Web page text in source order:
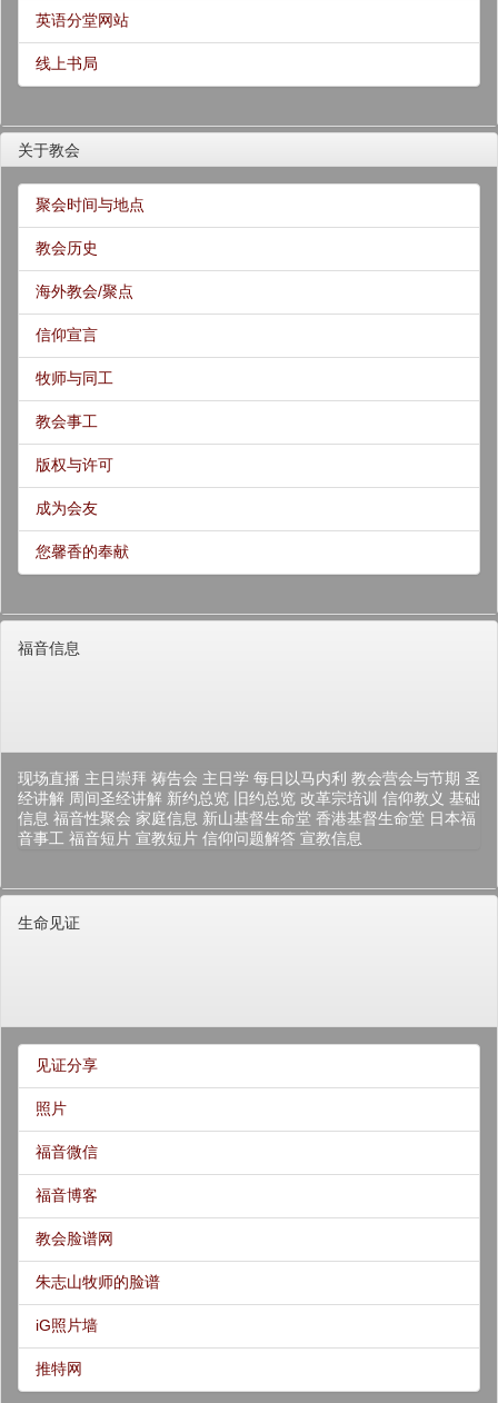
英语分堂网站
线上书局
关于教会
聚会时间与地点
教会历史
海外教会/聚点
信仰宣言
牧师与同工
教会事工
版权与许可
成为会友
您馨香的奉献
福音信息
现场直播 主日崇拜 祷告会 主日学 每日以马内利 教会营会与节期 圣
经讲解 周间圣经讲解 新约总览 旧约总览 改革宗培训 信仰教义 基础
信息 福音性聚会 家庭信息 新山基督生命堂 香港基督生命堂 日本福
音事工 福音短片 宣教短片 信仰问题解答 宣教信息
生命见证
见证分享
照片
福音微信
福音博客
教会脸谱网
朱志山牧师的脸谱
iG照片墙
推特网